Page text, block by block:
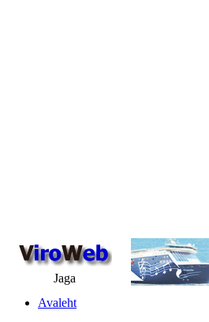
Jaga
Avaleht